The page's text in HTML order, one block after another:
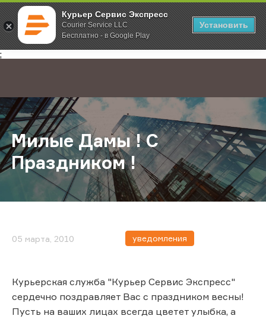
Курьер Сервис Экспресс
Courier Service LLC
Бесплатно - в Google Play
Установить
;
Главная О компании Новости Милые Дамы ! С Праздником !
Милые Дамы ! С
Праздником !
05 марта, 2010 уведомления
Курьерская служба "Курьер Сервис Экспресс"
сердечно поздравляет Вас с праздником весны!
Пусть на ваших лицах всегда цветет улыбка, а